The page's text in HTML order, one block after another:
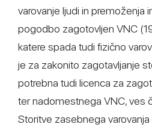
varovanje ljudi in premoženja
pogodbo zagotovljen VNC
katere spada tudi fizično
je za zakonito zagotavljanje
potrebna tudi licenca za
ter nadomestnega VNC, ves
Storitve zasebnega